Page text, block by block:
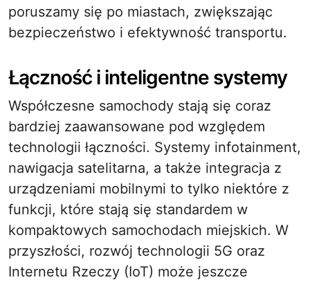
poruszamy się po miastach, zwiększając
bezpieczeństwo i efektywność transportu.
Łączność i inteligentne systemy
Współczesne samochody stają się coraz
bardziej zaawansowane pod względem
technologii łączności. Systemy infotainment,
nawigacja satelitarna, a także integracja z
urządzeniami mobilnymi to tylko niektóre z
funkcji, które stają się standardem w
kompaktowych samochodach miejskich. W
przyszłości, rozwój technologii 5G oraz
Internetu Rzeczy (IoT) może jeszcze